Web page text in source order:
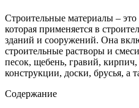
Строительные материалы –
которая применяется в
зданий и сооружений. Она
строительные растворы и
песок, щебень, гравий,
конструкции, доски, брусья, а
Содержание